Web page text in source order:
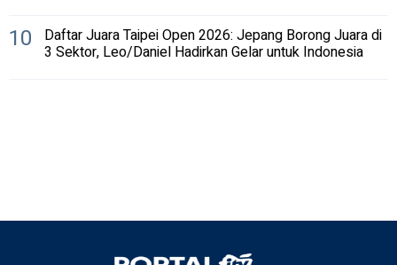
10 Daftar Juara Taipei Open 2026: Jepang Borong Juara di
3 Sektor, Leo/Daniel Hadirkan Gelar untuk Indonesia